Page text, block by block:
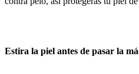
Estira la piel antes de pasar la